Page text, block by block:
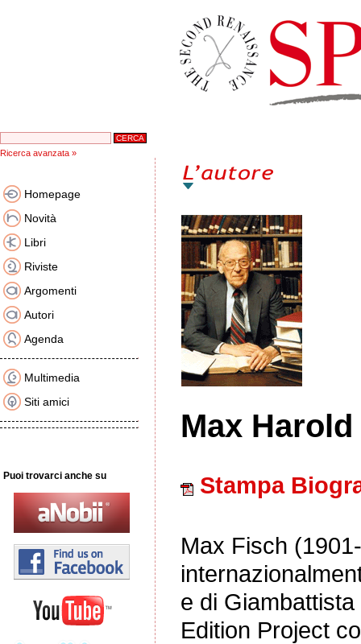
Ricerca avanzata »
Homepage
Novità
Libri
Riviste
Argomenti
Autori
Agenda
Multimedia
Siti amici
Puoi trovarci anche su
Max
Stampa
Max Fisch
e di
Edition Project